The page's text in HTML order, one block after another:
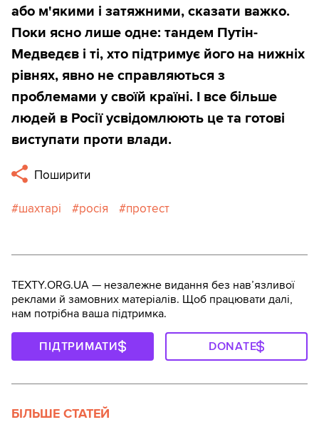
або м'якими і затяжними, сказати важко.
Поки ясно лише одне: тандем Путін-
Медведєв і ті, хто підтримує його на нижніх
рівнях, явно не справляються з
проблемами у своїй країні. І все більше
людей в Росії усвідомлюють це та готові
виступати проти влади.
Поширити
шахтарі росія протест
TEXTY.ORG.UA — незалежне видання без навʼязливої
реклами й замовних матеріалів. Щоб працювати далі,
нам потрібна ваша підтримка.
ПІДТРИМАТИ DONATE
БІЛЬШЕ СТАТЕЙ